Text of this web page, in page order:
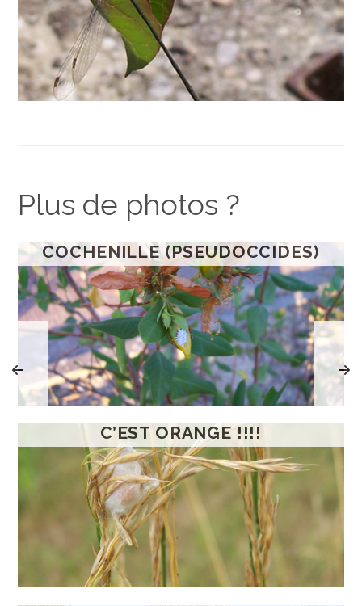
Plus de photos ?
COCHENILLE (PSEUDOCCIDES)
C’EST ORANGE !!!!